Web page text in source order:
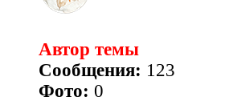
Автор темы
Сообщения: 123
Фото: 0